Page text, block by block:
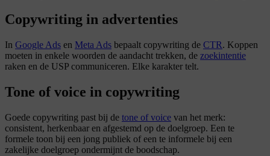
Copywriting in advertenties
In Google Ads en Meta Ads bepaalt copywriting de CTR. Koppen
moeten in enkele woorden de aandacht trekken, de zoekintentie
raken en de USP communiceren. Elke karakter telt.
Tone of voice in copywriting
Goede copywriting past bij de tone of voice van het merk:
consistent, herkenbaar en afgestemd op de doelgroep. Een te
formele toon bij een jong publiek of een te informele bij een
zakelijke doelgroep ondermijnt de boodschap.